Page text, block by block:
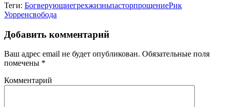
Теги: БогверующиегрехжизньпасторпрощениеРик
Уорренсвобода
Добавить комментарий
Ваш адрес email не будет опубликован. Обязательные поля
помечены *
Комментарий